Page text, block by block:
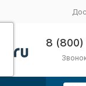
8 (800)